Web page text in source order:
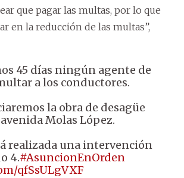
que pagar las multas, por lo que
en la reducción de las multas”,
45 días ningún agente de
a los conductores.
la obra de desagüe
Molas López.
realizada una intervención
4.#AsuncionEnOrden
qfSsULgVXF